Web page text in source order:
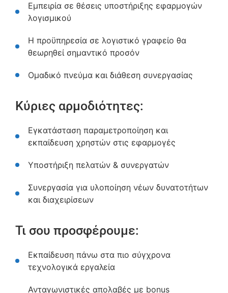
Εμπειρία σε θέσεις υποστήριξης εφαρμογών
λογισμικού
Η προϋπηρεσία σε λογιστικό γραφείο θα
θεωρηθεί σημαντικό προσόν
Ομαδικό πνεύμα και διάθεση συνεργασίας
Κύριες αρμοδιότητες:
Εγκατάσταση παραμετροποίηση και
εκπαίδευση χρηστών στις εφαρμογές
Υποστήριξη πελατών & συνεργατών
Συνεργασία για υλοποίηση νέων δυνατοτήτων
και διαχειρίσεων
Τι σου προσφέρουμε:
Εκπαίδευση πάνω στα πιο σύγχρονα
τεχνολογικά εργαλεία
Ανταγωνιστικές απολαβές με bonus